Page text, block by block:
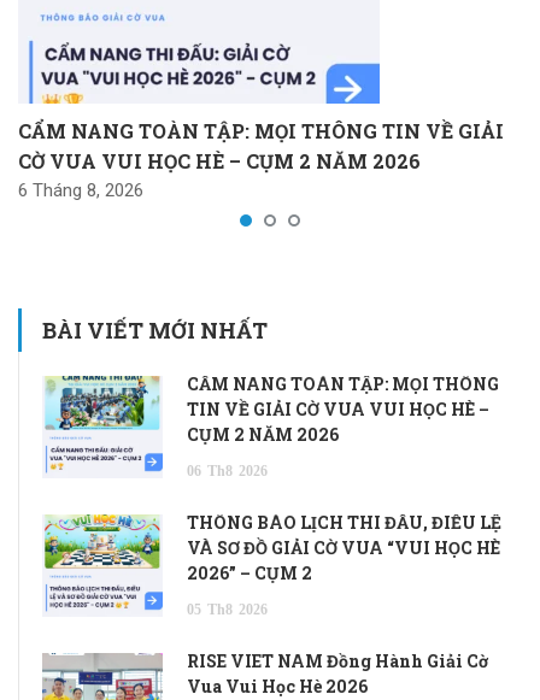
CẨM NANG TOÀN TẬP: MỌI THÔNG TIN VỀ GIẢI
CỜ VUA VUI HỌC HÈ – CỤM 2 NĂM 2026
6 Tháng 8, 2026
BÀI VIẾT MỚI NHẤT
CẨM NANG TOÀN TẬP: MỌI THÔNG
TIN VỀ GIẢI CỜ VUA VUI HỌC HÈ –
CỤM 2 NĂM 2026
06 Th8 2026
THÔNG BÁO LỊCH THI ĐẤU, ĐIỀU LỆ
VÀ SƠ ĐỒ GIẢI CỜ VUA “VUI HỌC HÈ
2026” – CỤM 2
05 Th8 2026
RISE VIET NAM Đồng Hành Giải Cờ
Vua Vui Học Hè 2026